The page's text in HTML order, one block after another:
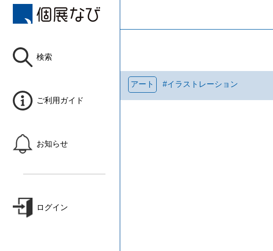
検索
ご利用ガイド
お知らせ
ログイン
アート #イラストレーション